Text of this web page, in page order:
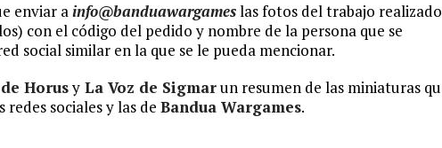
enviar ainfo@banduawargameslas fotos del trabajo realizado
con el código del pedido y nombre de la persona que se
social similar en la que se le pueda mencionar.
Horusy La Voz de Sigmarun resumen de las miniaturas
sociales y las de Bandua Wargames.